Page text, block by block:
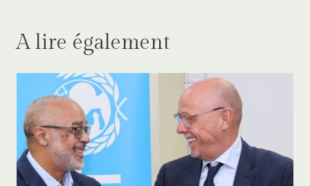
A lire également